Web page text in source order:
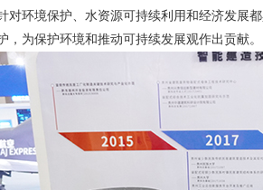
对环境保护、水资源可持续利用和经济发展
，为保护环境和推动可持续发展观作出贡献。